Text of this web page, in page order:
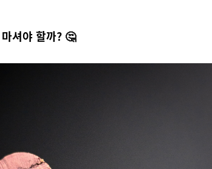
셔야 할까? 🤔